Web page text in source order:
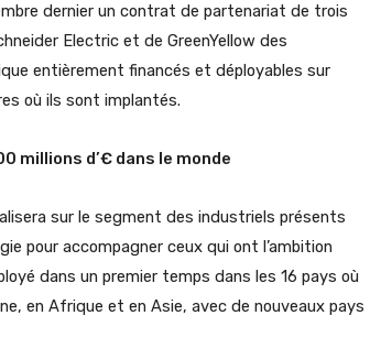
dernier un contrat de partenariat de trois
Electric et de GreenYellow des
entièrement financés et déployables sur
où ils sont implantés.
millions d’€ dans le monde
sur le segment des industriels présents
pour accompagner ceux qui ont l’ambition
dans un premier temps dans les 16 pays où
en Afrique et en Asie, avec de nouveaux pays